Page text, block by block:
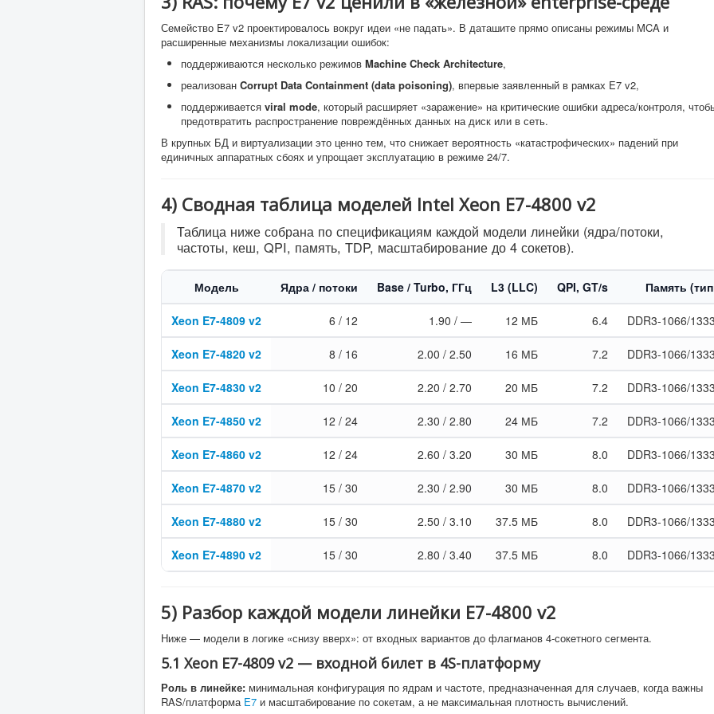
Семейство E7 v2 проектировалось вокруг идеи «не падать». В даташите прямо описаны режимы MCA и
расширенные механизмы локализации ошибок:
поддерживаются несколько режимов Machine Check Architecture,
реализован Corrupt Data Containment (data poisoning), впервые заявленный в рамках E7 v2,
поддерживается viral mode, который расширяет «заражение» на критические ошибки адреса/контроля,
предотвратить распространение повреждённых данных на диск или в сеть.
В крупных БД и виртуализации это ценно тем, что снижает вероятность «катастрофических» падений при
единичных аппаратных сбоях и упрощает эксплуатацию в режиме 24/7.
4) Сводная таблица моделей Intel Xeon E7-4800 v2
Таблица ниже собрана по спецификациям каждой модели линейки (ядра/потоки,
частоты, кеш, QPI, память, TDP, масштабирование до 4 сокетов).
Модель Ядра / потоки Base / Turbo, ГГц L3 (LLC) QPI, GT/s Память
Xeon E7-4809 v2 6 / 12 1.90 / — 12 МБ 6.4 DDR3-1066/1333
Xeon E7-4820 v2 8 / 16 2.00 / 2.50 16 МБ 7.2 DDR3-1066/
Xeon E7-4830 v2 10 / 20 2.20 / 2.70 20 МБ 7.2 DDR3-1066/
Xeon E7-4850 v2 12 / 24 2.30 / 2.80 24 МБ 7.2 DDR3-1066/
Xeon E7-4860 v2 12 / 24 2.60 / 3.20 30 МБ 8.0 DDR3-1066/
Xeon E7-4870 v2 15 / 30 2.30 / 2.90 30 МБ 8.0 DDR3-1066/
Xeon E7-4880 v2 15 / 30 2.50 / 3.10 37.5 МБ 8.0 DDR3-1066/
Xeon E7-4890 v2 15 / 30 2.80 / 3.40 37.5 МБ 8.0 DDR3-1066/
5) Разбор каждой модели линейки E7-4800 v2
Ниже — модели в логике «снизу вверх»: от входных вариантов до флагманов 4-сокетного сегмента.
5.1 Xeon E7-4809 v2 — входной билет в 4S-платформу
Роль в линейке: минимальная конфигурация по ядрам и частоте, предназначенная для случаев, когда важны
RAS/платформа E7 и масштабирование по сокетам, а не максимальная плотность вычислений.